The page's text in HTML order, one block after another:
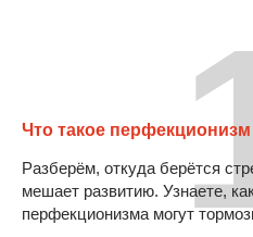
Что такое
Разберём, откуда берётся
мешает развитию. Узнаете,
перфекционизма могут